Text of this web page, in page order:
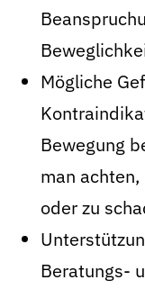
Mögliche
Bewegung
man
oder zu
Beratungs-